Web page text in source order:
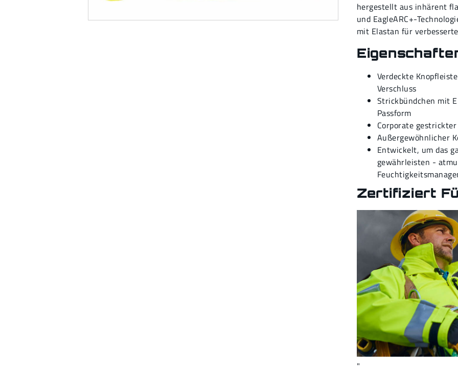
hergestellt aus inhärent
und EagleARC+-
mit Elastan für
Verdeckte
Verschluss
Strickbündchen mit
Passform
Corporate
Außergewöhnlicher
Entwickelt, um das
gewährleisten -
Zertifiziert
"